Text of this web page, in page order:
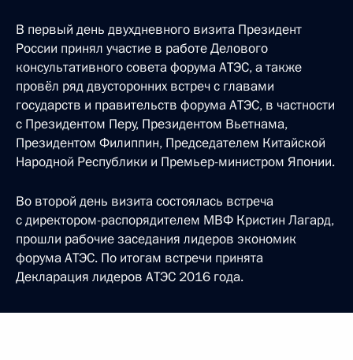
В первый день двухдневного визита Президент
России принял участие в работе Делового
консультативного совета форума АТЭС, а также
провёл ряд двусторонних встреч с главами
государств и правительств форума АТЭС, в частности
с Президентом Перу, Президентом Вьетнама,
Президентом Филиппин, Председателем Китайской
Народной Республики и Премьер-министром Японии.
Во второй день визита состоялась встреча
с директором-распорядителем МВФ Кристин Лагард,
прошли рабочие заседания лидеров экономик
форума АТЭС. По итогам встречи принята
Декларация лидеров АТЭС 2016 года.